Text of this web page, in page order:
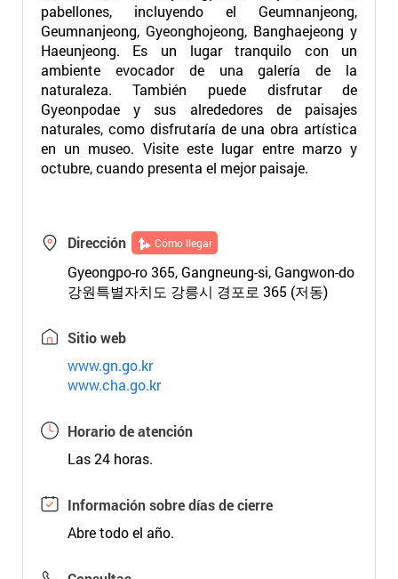
pabellones, incluyendo el Geumnanjeong,
Geumnanjeong, Gyeonghojeong, Banghaejeong y
Haeunjeong. Es un lugar tranquilo con un
ambiente evocador de una galería de la
naturaleza. También puede disfrutar de
Gyeonpodae y sus alrededores de paisajes
naturales, como disfrutaría de una obra artística
en un museo. Visite este lugar entre marzo y
octubre, cuando presenta el mejor paisaje.
Dirección Cómo llegar
Gyeongpo-ro 365, Gangneung-si, Gangwon-do
강원특별자치도 강릉시 경포로 365 (저동)
Sitio web
www.gn.go.kr
www.cha.go.kr
Horario de atención
Las 24 horas.
Información sobre días de cierre
Abre todo el año.